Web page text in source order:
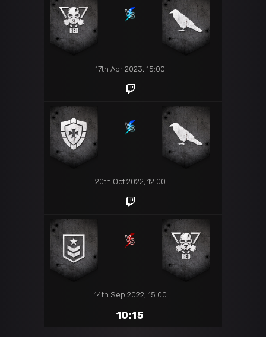
17th Apr 2023, 15:00
20th Oct 2022, 12:00
14th Sep 2022, 15:00
10:15